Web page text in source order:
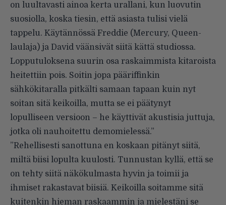
on luultavasti ainoa kerta urallani, kun luovutin
suosiolla, koska tiesin, että asiasta tulisi vielä
tappelu. Käytännössä Freddie (Mercury, Queen-
laulaja) ja David väänsivät siitä kättä studiossa.
Lopputuloksena suurin osa raskaimmista kitaroista
heitettiin pois. Soitin jopa pääriffinkin
sähkökitaralla pitkälti samaan tapaan kuin nyt
soitan sitä keikoilla, mutta se ei päätynyt
lopulliseen versioon – he käyttivät akustisia juttuja,
jotka oli nauhoitettu demomielessä.”
”Rehellisesti sanottuna en koskaan pitänyt siitä,
miltä biisi lopulta kuulosti. Tunnustan kyllä, että se
on tehty siitä näkökulmasta hyvin ja toimii ja
ihmiset rakastavat biisiä. Keikoilla soitamme sitä
kuitenkin hieman raskaammin ja mielestäni se